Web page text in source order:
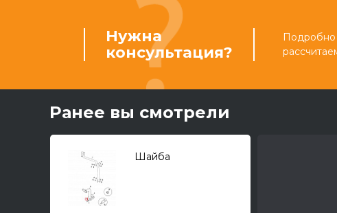
Нужна
консультация?
Подробно
Ранее вы смотрели
Шайба